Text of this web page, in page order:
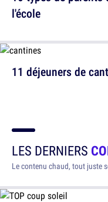
11 déjeuners de
l'école
LES DERNIERS
Le contenu chaud, tout juste